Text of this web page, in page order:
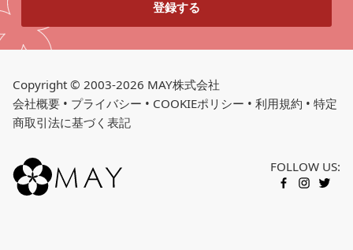
Copyright © 2003-2026 MAY株式会社
会社概要 • プライバシー • COOKIEポリシー • 利用規約 • 特定
商取引法に基づく表記
FOLLOW US:
FACEBOOK